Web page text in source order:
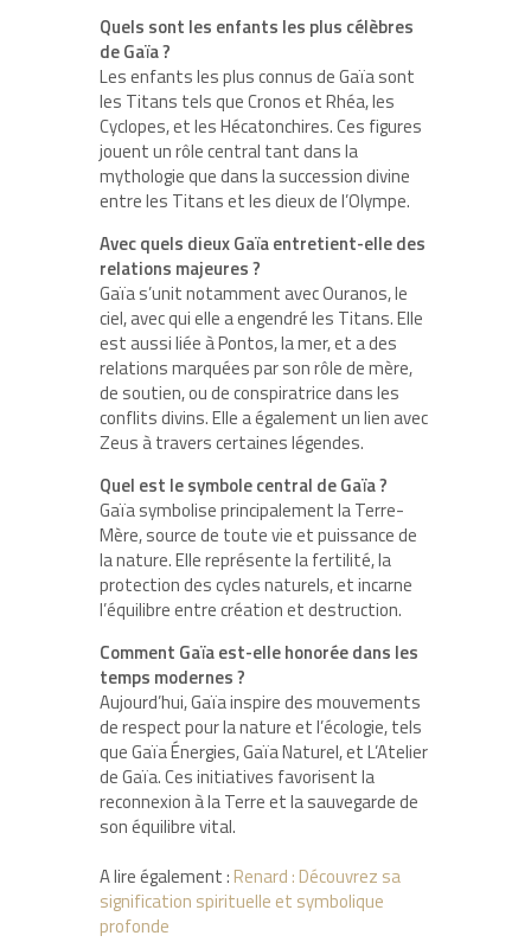
Quels sont les enfants les plus célèbres
de Gaïa ?
Les enfants les plus connus de Gaïa sont
les Titans tels que Cronos et Rhéa, les
Cyclopes, et les Hécatonchires. Ces figures
jouent un rôle central tant dans la
mythologie que dans la succession divine
entre les Titans et les dieux de l’Olympe.
Avec quels dieux Gaïa entretient-elle des
relations majeures ?
Gaïa s’unit notamment avec Ouranos, le
ciel, avec qui elle a engendré les Titans. Elle
est aussi liée à Pontos, la mer, et a des
relations marquées par son rôle de mère,
de soutien, ou de conspiratrice dans les
conflits divins. Elle a également un lien avec
Zeus à travers certaines légendes.
Quel est le symbole central de Gaïa ?
Gaïa symbolise principalement la Terre-
Mère, source de toute vie et puissance de
la nature. Elle représente la fertilité, la
protection des cycles naturels, et incarne
l’équilibre entre création et destruction.
Comment Gaïa est-elle honorée dans les
temps modernes ?
Aujourd’hui, Gaïa inspire des mouvements
de respect pour la nature et l’écologie, tels
que Gaïa Énergies, Gaïa Naturel, et L’Atelier
de Gaïa. Ces initiatives favorisent la
reconnexion à la Terre et la sauvegarde de
son équilibre vital.
A lire également : Renard : Découvrez sa
signification spirituelle et symbolique
profonde